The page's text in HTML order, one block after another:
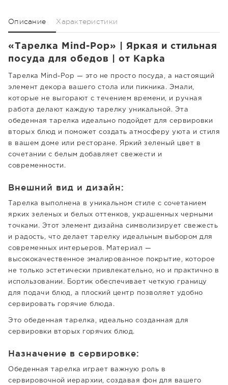
Описание Характеристики
«Тарелка Mind-Pop» | Яркая и стильная
посуда для обедов | от Kapka
Тарелка Mind-Pop — это не просто посуда, а настоящий
элемент декора вашего стола или пикника. Эмали,
которые не выгорают с течением времени, и ручная
работа делают каждую тарелку уникальной. Эта
обеденная тарелка идеально подойдет для сервировки
вторых блюд и поможет создать атмосферу уюта и стиля
в вашем доме или ресторане. Яркий зеленый цвет в
сочетании с белым добавляет свежести и
современности.
Внешний вид и дизайн:
Тарелка выполнена в уникальном стиле с сочетанием
ярких зеленых и белых оттенков, украшенных черными
точками. Этот элемент дизайна символизирует свежесть
и радость, что делает тарелку идеальным выбором для
современных интерьеров. Материал —
высококачественное эмалированное покрытие, которое
не только эстетически привлекательно, но и практично в
использовании. Бортик обеспечивает четкую границу
для подачи блюд, а плоский центр позволяет удобно
сервировать горячие блюда.
Это обеденная тарелка, идеально созданная для
сервировки вторых горячих блюд.
Назначение в сервировке:
Обеденная тарелка играет важную роль в
сервировочной иерархии, создавая фон для вашего